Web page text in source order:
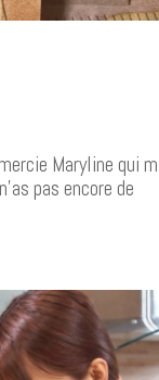
Maryline qui
pas encore de